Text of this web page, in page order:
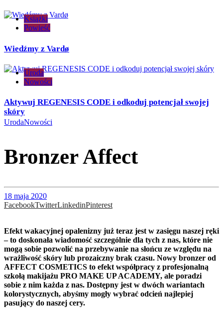
Książki
Powieść
Wiedźmy z Vardø
Uroda
Nowości
Aktywuj REGENESIS CODE i odkoduj potencjał swojej
skóry
UrodaNowości
Bronzer Affect
18 maja 2020
FacebookTwitterLinkedinPinterest
Efekt wakacyjnej opalenizny już teraz jest w zasięgu naszej ręki
– to doskonała wiadomość szczególnie dla tych z nas, które nie
mogą sobie pozwolić na przebywanie na słońcu ze względu na
wrażliwość skóry lub prozaiczny brak czasu. Nowy bronzer od
AFFECT COSMETICS to efekt współpracy z profesjonalną
szkołą makijażu PRO MAKE UP ACADEMY, ale poradzi
sobie z nim każda z nas. Dostępny jest w dwóch wariantach
kolorystycznych, abyśmy mogły wybrać odcień najlepiej
pasujący do naszej cery.